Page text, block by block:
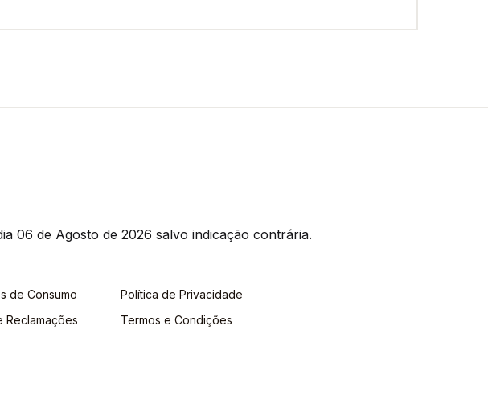
06 de Agosto de 2026 salvo indicação contrária.
de Consumo
Reclamações
Política de Privacidade
Termos e Condições